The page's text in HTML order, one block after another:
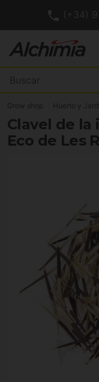
(+34)
Grow shop Huerto y
Clavel de la
Eco de Les